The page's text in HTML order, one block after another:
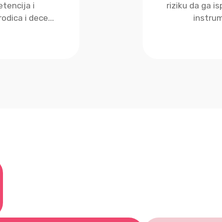
i
i dece...
riziku da ga